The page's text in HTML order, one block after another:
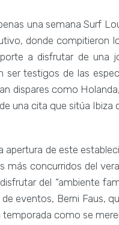
una semana Surf
donde compitieron
a disfrutar de una
ser testigos de las
dispares como
una cita que sitúa Ibiza
apertura de este
más concurridos del
del “ambiente
eventos, Berni Faus,
temporada como se